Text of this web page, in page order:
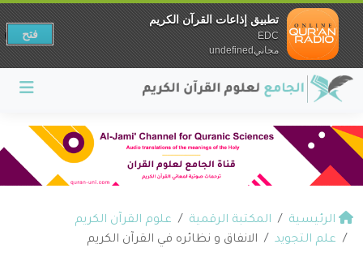
الرئيسية المكتبة الرقمية
علوم القرآن الكريم
علم التجويد
الانفاق و نظائره في القرآن الكريم
تطبيق إذاعات القرآن الكريم
EDC
مجانيundefined
فتح